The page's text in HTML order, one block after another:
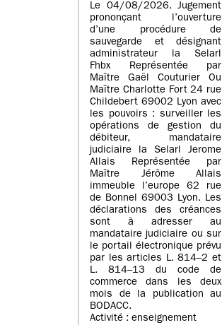
Le 04/08/2026. Jugement
prononçant l’ouverture
d’une procédure de
sauvegarde et désignant
administrateur la Selarl
Fhbx Représentée par
Maître Gaël Couturier Ou
Maître Charlotte Fort 24 rue
Childebert 69002 Lyon avec
les pouvoirs : surveiller les
opérations de gestion du
débiteur, mandataire
judiciaire la Selarl Jerome
Allais Représentée par
Maître Jérôme Allais
immeuble l’europe 62 rue
de Bonnel 69003 Lyon. Les
déclarations des créances
sont à adresser au
mandataire judiciaire ou sur
le portail électronique prévu
par les articles L. 814–2 et
L. 814–13 du code de
commerce dans les deux
mois de la publication au
BODACC.
Activité : enseignement